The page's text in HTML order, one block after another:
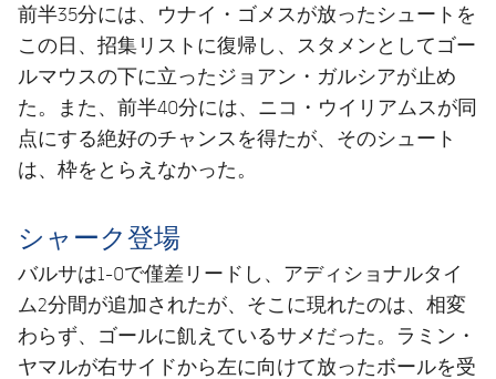
前半35分には、ウナイ・ゴメスが放ったシュートを
この日、招集リストに復帰し、スタメンとしてゴー
ルマウスの下に立ったジョアン・ガルシアが止め
た。また、前半40分には、ニコ・ウイリアムスが同
点にする絶好のチャンスを得たが、そのシュート
は、枠をとらえなかった。
シャーク登場
バルサは1-0で僅差リードし、アディショナルタイ
ム2分間が追加されたが、そこに現れたのは、相変
わらず、ゴールに飢えているサメだった。ラミン・
ヤマルが右サイドから左に向けて放ったボールを受